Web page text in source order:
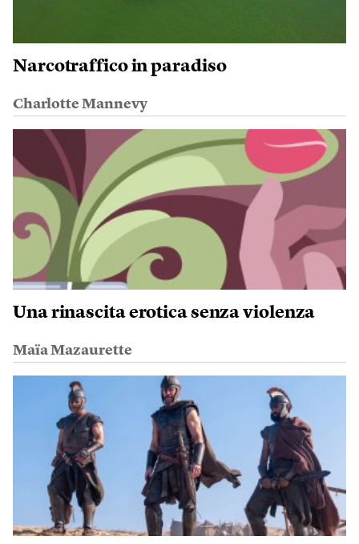
Narcotraffico in paradiso
Charlotte Mannevy
Una rinascita erotica senza violenza
Maïa Mazaurette